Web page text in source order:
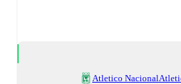
Atletico Nacional